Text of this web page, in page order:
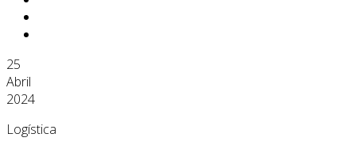
25
Abril
2024
Logística